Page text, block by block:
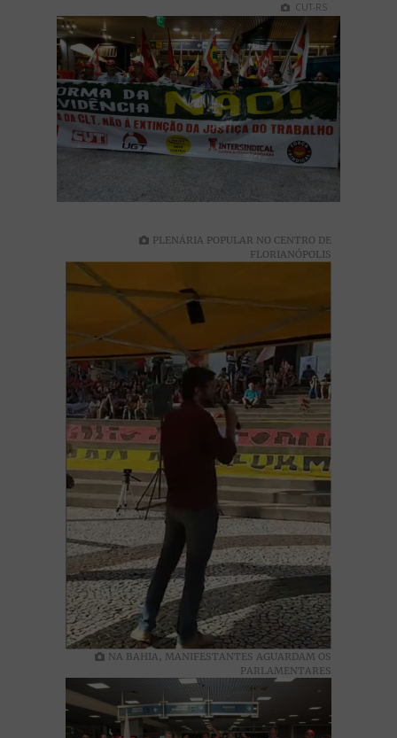
CUT-RS
PLENÁRIA POPULAR NO CENTRO DE
FLORIANÓPOLIS
NA BAHIA, MANIFESTANTES AGUARDAM OS
PARLAMENTARES